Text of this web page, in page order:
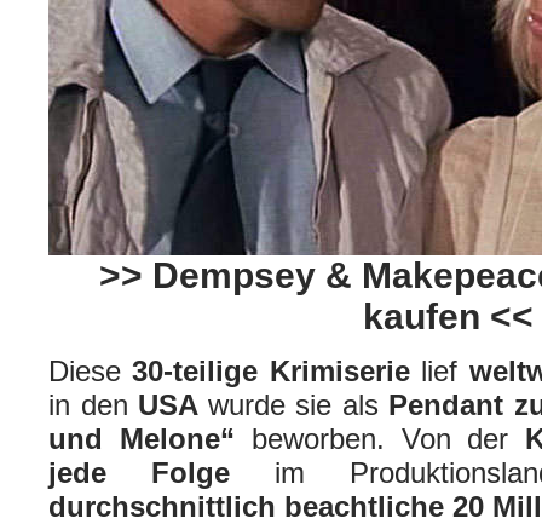
>> Dempsey &
kaufen <<
Diese30-teilige Krimiserielief
in den USA wurde sie als Pendant
und Melone“ beworben. Von der
jede Folge im
durchschnittlich beachtliche 20